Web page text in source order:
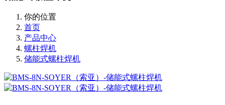
你的位置
首页
产品中心
螺柱焊机
储能式螺柱焊机